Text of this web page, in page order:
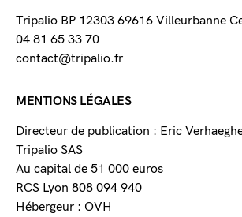
Tripalio BP 12303 69616 Villeurbanne
04 81 65 33 70
contact@tripalio.fr
MENTIONS LÉGALES
Directeur de publication : Eric
Tripalio SAS
Au capital de 51 000 euros
RCS Lyon 808 094 940
Hébergeur : OVH